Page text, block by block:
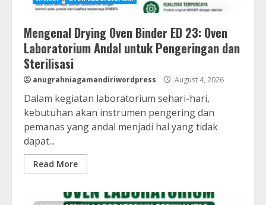
Mengenal Drying Oven Binder ED 23: Oven
Laboratorium Andal untuk Pengeringan dan
Sterilisasi
anugrahniagamandiriwordpress August 4, 2026
Dalam kegiatan laboratorium sehari-hari,
kebutuhan akan instrumen pengering dan
pemanas yang andal menjadi hal yang tidak
dapat...
Read More